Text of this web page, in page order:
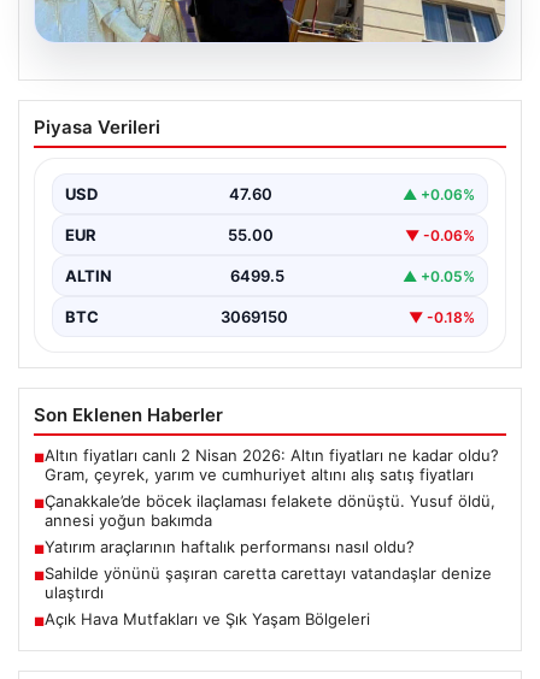
06.08.2026
Çanakkale’de böcek ilaçlaması felakete
dönüştü. Yusuf öldü, annesi yoğun
Piyasa Verileri
USD 47.60 ▲ +0.06%
EUR 55.00 ▼ -0.06%
ALTIN 6499.5 ▲ +0.05%
BTC 3069150 ▼ -0.18%
Son Eklenen Haberler
■Altın fiyatları canlı 2 Nisan 2026: Altın fiyatları ne kadar oldu?
Gram, çeyrek, yarım ve cumhuriyet altını alış satış fiyatları
■Çanakkale’de böcek ilaçlaması felakete dönüştü. Yusuf öldü,
annesi yoğun bakımda
■Yatırım araçlarının haftalık performansı nasıl oldu?
■Sahilde yönünü şaşıran caretta carettayı vatandaşlar denize
ulaştırdı
■Açık Hava Mutfakları ve Şık Yaşam Bölgeleri